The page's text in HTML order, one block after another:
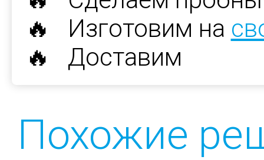
🔥 Изготовим на
🔥 Доставим
Похожие